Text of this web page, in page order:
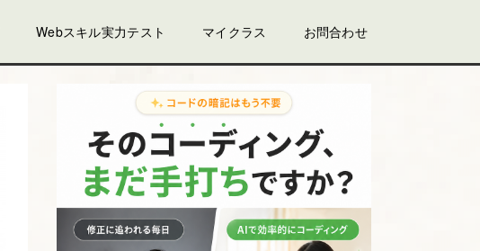
Webスキル実力テスト マイクラス お問合わせ